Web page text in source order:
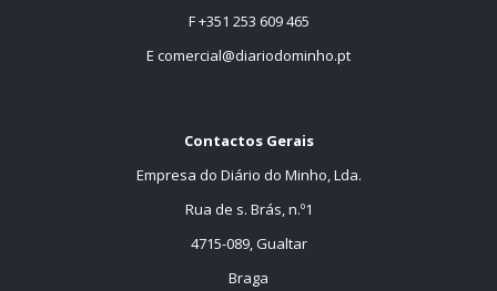
F +351 253 609 465
E comercial@diariodominho.pt
Contactos Gerais
Empresa do Diário do Minho, Lda.
Rua de s. Brás, n.º1
4715-089, Gualtar
Braga